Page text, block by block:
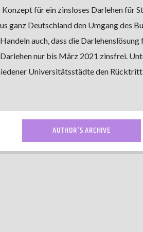
für ein zinsloses Darlehen für
ganz Deutschland den Umgang des
auch, dass die Darlehenslösung
nur bis März 2021 zinsfrei.
Universitätsstädte den Rücktritt
AUTHOR'S ARCHIVE